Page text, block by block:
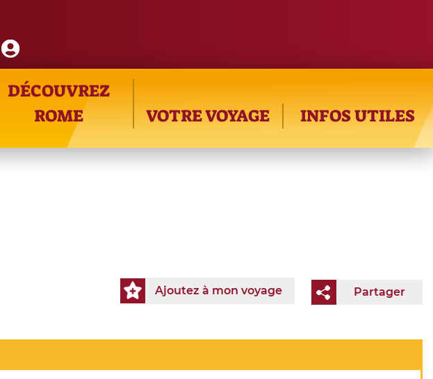
DÉCOUVREZ
ROME
VOTRE VOYAGE INFOS UTILES
Partager
Ajoutez à mon voyage